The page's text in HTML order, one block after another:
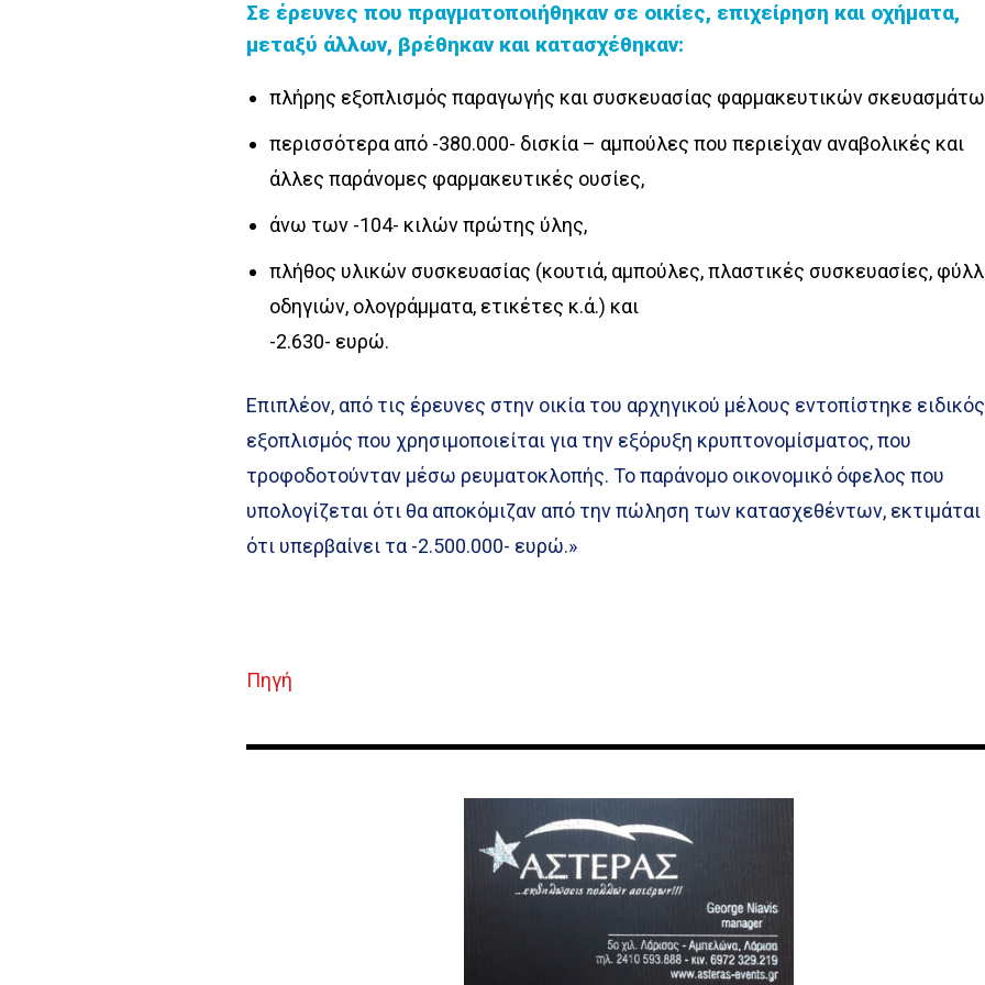
Σε έρευνες που πραγματοποιήθηκαν σε οικίες, επιχείρηση και οχήματα,
μεταξύ άλλων, βρέθηκαν και κατασχέθηκαν:
πλήρης εξοπλισμός παραγωγής και συσκευασίας φαρμακευτικών
περισσότερα από -380.000- δισκία – αμπούλες που περιείχαν αναβολικές και
άλλες παράνομες φαρμακευτικές ουσίες,
άνω των -104- κιλών πρώτης ύλης,
πλήθος υλικών συσκευασίας (κουτιά, αμπούλες, πλαστικές συσκευασίες,
οδηγιών, ολογράμματα, ετικέτες κ.ά.) και
-2.630- ευρώ.
Επιπλέον, από τις έρευνες στην οικία του αρχηγικού μέλους εντοπίστηκε ειδικός
εξοπλισμός που χρησιμοποιείται για την εξόρυξη κρυπτονομίσματος, που
τροφοδοτούνταν μέσω ρευματοκλοπής. Το παράνομο οικονομικό όφελος που
υπολογίζεται ότι θα αποκόμιζαν από την πώληση των κατασχεθέντων, εκτιμάται
ότι υπερβαίνει τα -2.500.000- ευρώ.»
Πηγή